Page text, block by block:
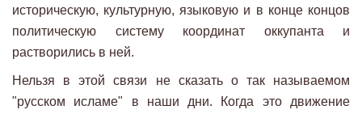
историческую, культурную, языковую и в конце концов
политическую систему координат оккупанта и
растворились в ней.
Нельзя в этой связи не сказать о так называемом
"русском исламе" в наши дни. Когда это движение